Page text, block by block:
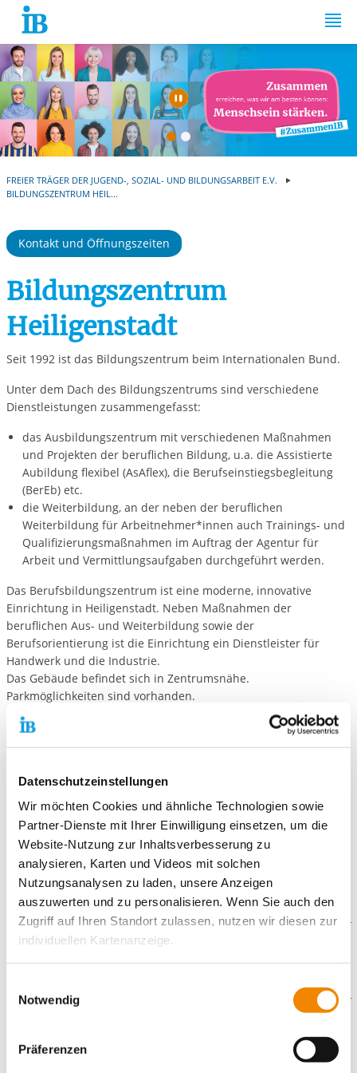
Datenschutzeinstellungen
Wir möchten Cookies und ähnliche Technologien sowie
Partner-Dienste mit Ihrer Einwilligung einsetzen, um die
Website-Nutzung zur Inhaltsverbesserung zu
analysieren, Karten und Videos mit solchen
Nutzungsanalysen zu laden, unsere Anzeigen
auszuwerten und zu personalisieren. Wenn Sie auch den
Zugriff auf Ihren Standort zulassen, nutzen wir diesen zur
individuellen Kartenanzeige.
unsere Partner Daten wie Ihre IP-Adresse und
verarbeiten diese zusammen mit Daten von anderen
Websites. Die Partner erkennen mitunter auch, wenn Sie
zum Website-Besuch verschiedene Geräte verwenden,
Notwendig
Präferenzen
Springe zum Inhalt
Automatische
FREIER TRÄGER DER JUGEND-, SOZIAL- UND BILDUNGSARBEIT E.V.
BILDUNGSZENTRUM HEIL...
Kontakt und Öffnungszeiten
Bildungszentrum
Heiligenstadt
Seit 1992 ist das Bildungszentrum beim Internationalen Bund.
Unter dem Dach des Bildungszentrums sind verschiedene
Dienstleistungen zusammengefasst:
das Ausbildungszentrum mit verschiedenen Maßnahmen
und Projekten der beruflichen Bildung, u.a. die Assistierte
Aubildung flexibel (AsAflex), die Berufseinstiegsbegleitung
(BerEb) etc.
die Weiterbildung, an der neben der beruflichen
Weiterbildung für Arbeitnehmer*innen auch Trainings- und
Qualifizierungsmaßnahmen im Auftrag der Agentur für
Arbeit und Vermittlungsaufgaben durchgeführt werden.
Das Berufsbildungszentrum ist eine moderne, innovative
Einrichtung in Heiligenstadt. Neben Maßnahmen der
beruflichen Aus- und Weiterbildung sowie der
Berufsorientierung ist die Einrichtung ein Dienstleister für
Handwerk und die Industrie.
Das Gebäude befindet sich in Zentrumsnähe.
Parkmöglichkeiten sind vorhanden.
Bahnhof und Busbahnhof liegen 5 Minuten entfernt.
Verwaltung, Unterrichts- und Ausbildungskabinette befinden
Behinderte können einen Fahrstuhl benutzen.
Zugehörig zu unserem Heiligenstädter Bildungszentrum ist die
Außenstelle in 37327 Leinefelde-Worbis - Lisztstraße 2 -
Hier finden Maßnahmen wie die Berufsvorbereitende
Bildungsmaßnahme statt.
Modulare Ausbildung - Ergänzungsausbildung Metall
CAD-Anwendung (2D) mit AutoCAD
CNC-Weiterbildung